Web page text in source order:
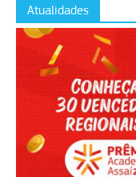
Atualidades